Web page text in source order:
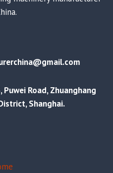
Road, Zhuanghang
Shanghai.